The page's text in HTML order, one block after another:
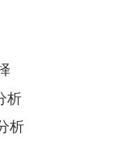
析
析